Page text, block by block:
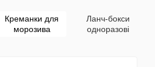
Креманки для
морозива
Ланч-бокси
одноразові